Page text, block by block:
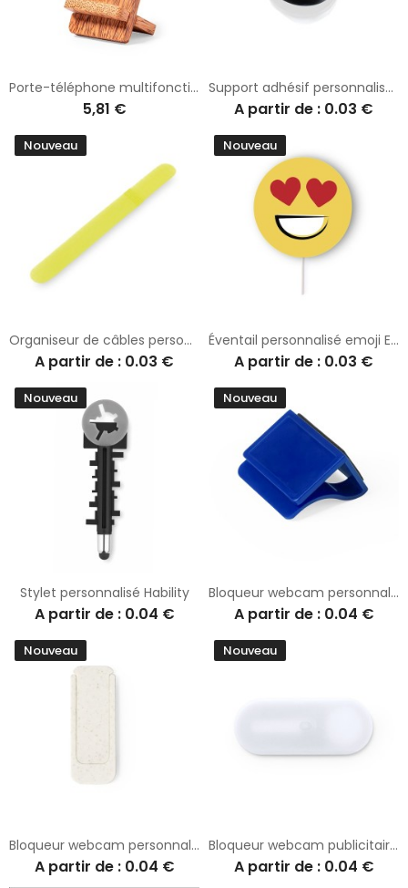
Porte-téléphone multifonctions personnalisé Grodin
5,81 €
Support adhésif personnalisé multifonction Mita
A partir de : 0.03 €
Nouveau
Organiseur de câbles personnalisable Landi
A partir de : 0.03 €
Nouveau
Éventail personnalisé emoji Emoty
A partir de : 0.03 €
Nouveau
Stylet personnalisé Hability
A partir de : 0.04 €
Nouveau
Bloqueur webcam personnalisé Fewek
A partir de : 0.04 €
Nouveau
Bloqueur webcam personnalisé éco-friendly Fildon
A partir de : 0.04 €
Nouveau
Bloqueur webcam publicitaire antibactérien Hislot
A partir de : 0.04 €